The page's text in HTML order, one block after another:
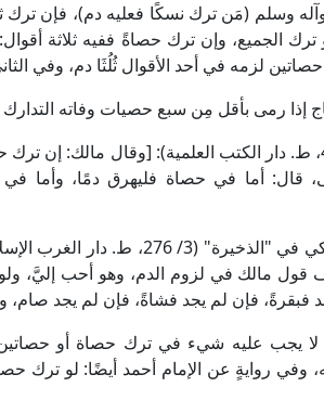
وسلم (مَن ترك نسكًا فعليه دم)، فإن ترك
الجميع، وإن ترك حصاةً ففيه ثلاثة
لزمه في أحد الأقوال ثُلُثَا دم، وفي
إذا رمى بأقل مِن سبع حصيات وفاته التدارك
جاء في "المدونة" (1/ 434، ط. دار الكتب العلمية): [وقال
قال: أما في حصاة فليهرق دمًا، وأما في
وقال الإمام القرافي المالكي في
قول مالك في لزوم الدم، وهو أحب إليَّ،
فبقرةً، فإن لم يجد فشاةً، فإن لم يجد صام،
لا يجب عليه شيء في ترك حصاة أو
وفي روايةٍ عن الإمام أحمد أيضًا: لو ترك